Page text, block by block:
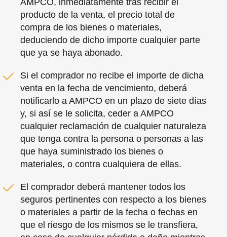
AMPCO, inmediatamente tras recibir el
producto de la venta, el precio total de
compra de los bienes o materiales,
deduciendo de dicho importe cualquier parte
que ya se haya abonado.
Si el comprador no recibe el importe de dicha
venta en la fecha de vencimiento, deberá
notificarlo a AMPCO en un plazo de siete días
y, si así se le solicita, ceder a AMPCO
cualquier reclamación de cualquier naturaleza
que tenga contra la persona o personas a las
que haya suministrado los bienes o
materiales, o contra cualquiera de ellas.
El comprador deberá mantener todos los
seguros pertinentes con respecto a los bienes
o materiales a partir de la fecha o fechas en
que el riesgo de los mismos se le transfiera,